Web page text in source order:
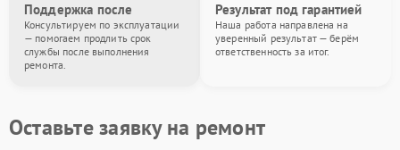
Поддержка после
Консультируем по эксплуатации
— помогаем продлить срок
службы после выполнения
ремонта.
Результат под гарантией
Наша работа направлена на
уверенный результат — берём
ответственность за итог.
Оставьте заявку на ремонт